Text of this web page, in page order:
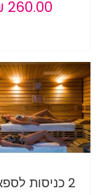
2 כניסות לספא ברק